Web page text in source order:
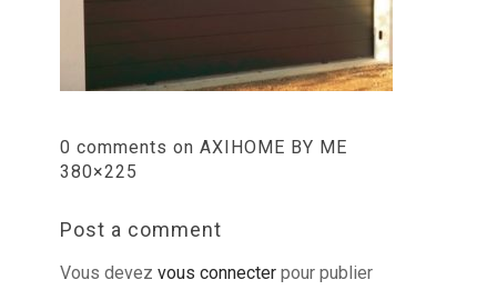
0 comments on AXIHOME BY ME
380×225
Post a comment
Vous devez vous connecter pour publier